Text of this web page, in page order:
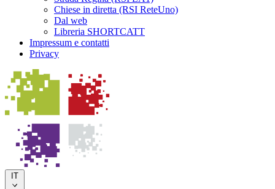
Chiese in diretta (RSI ReteUno)
Dal web
Libreria SHORTCATT
Impressum e contatti
Privacy
IT